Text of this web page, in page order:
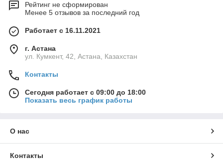
Рейтинг не сформирован
Менее 5 отзывов за последний год
Работает с 16.11.2021
г. Астана
ул. Кумкент, 42, Астана, Казахстан
Контакты
Сегодня работает с 09:00 до 18:00
Показать весь график работы
О нас
Контакты